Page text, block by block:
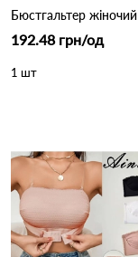
192.48 грн/од
1 шт